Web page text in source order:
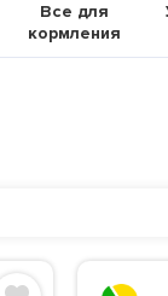
Все для
кормления